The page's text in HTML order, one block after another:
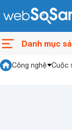
Danh mục
Công nghệ Cuộc